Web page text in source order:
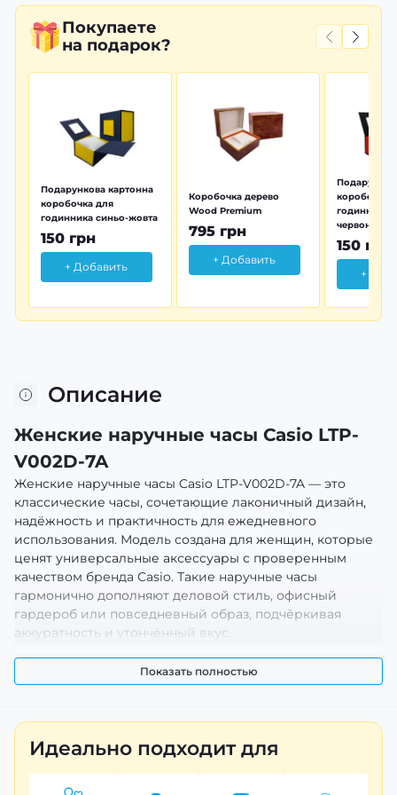
Покупаете
на подарок?
Подарункова картонна
коробочка для
годинника синьо-жовта
150 грн
+ Добавить
Коробочка дерево
Wood Premium
795 грн
+ Добавить
коробочка
годинника
червона
150 грн
+
Описание
Женские наручные часы Casio LTP-
V002D-7A
Женские наручные часы Casio LTP-V002D-7A — это
классические часы, сочетающие лаконичный дизайн,
надёжность и практичность для ежедневного
использования. Модель создана для женщин, которые
ценят универсальные аксессуары с проверенным
качеством бренда Casio. Такие наручные часы
гармонично дополняют деловой стиль, офисный
гардероб или повседневный образ, подчёркивая
аккуратность и утончённый вкус.
Преимущества и особенности
браслетом из нержавеющей стали, что обеспечивает
долговечность и устойчивость к ежедневному
ношению. Светлый циферблат с чёткими арабскими
цифрами и стрелками создаёт удобную для
Показать полностью
Идеально подходит для